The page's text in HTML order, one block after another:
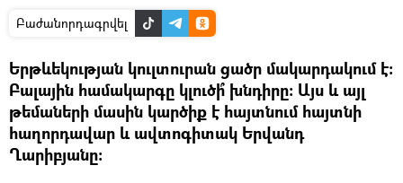
Բաժանորդագրվել
Երթևեկության կուլտուրան ցածր մակարդակում է։
Բալային համակարգը կլուծի՞ խնդիրը։ Այս և այլ
թեմաների մասին կարծիք է հայտնում հայտնի
հաղորդավար և ավտոգիտակ Երվանդ
Ղարիբյանը։